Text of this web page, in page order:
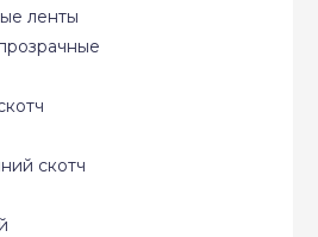
ленты
скотч